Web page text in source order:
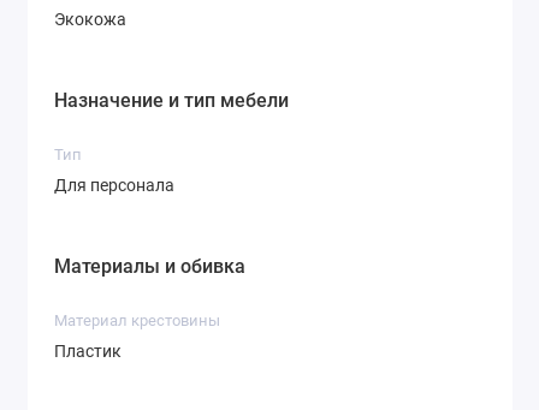
Экокожа
Назначение и тип мебели
Тип
Для персонала
Материалы и обивка
Материал крестовины
Пластик